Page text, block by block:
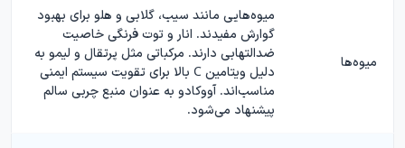
میوه‌ها
میوه‌هایی مانند سیب، گلابی و هلو برای بهبود
گوارش مفیدند. انار و توت فرنگی خاصیت
ضدالتهابی دارند. مرکباتی مثل پرتقال و لیمو به
دلیل ویتامین C بالا برای تقویت سیستم ایمنی
مناسب‌اند. آووکادو به عنوان منبع چربی سالم
پیشنهاد می‌شود.